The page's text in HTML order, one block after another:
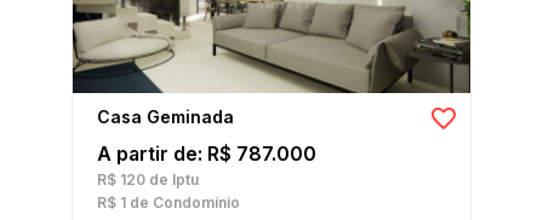
Casa Geminada
A partir de: R$ 787.000
R$ 120 de Iptu
R$ 1 de Condomínio